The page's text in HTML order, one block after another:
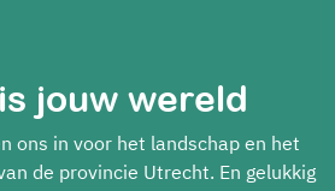
jouw wereld
ons in voor het landschap en het
de provincie Utrecht. En gelukkig